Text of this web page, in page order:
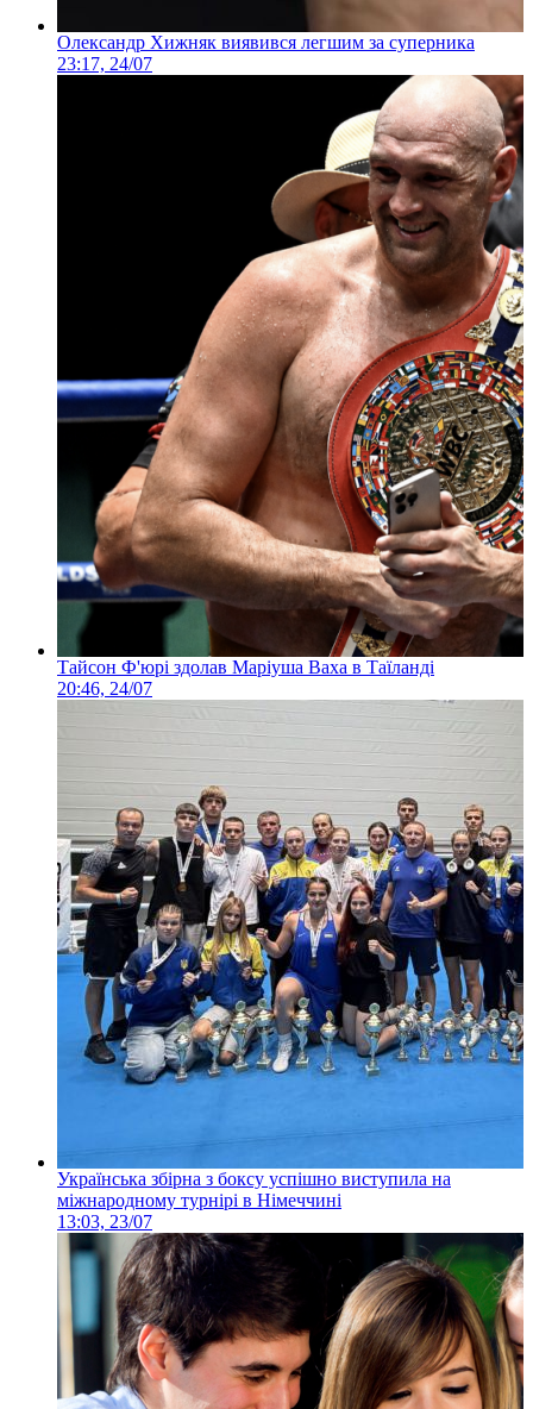
Олександр Хижняк виявився легшим за суперника
23:17, 24/07
Тайсон Ф'юрі здолав Маріуша Ваха в Таїланді
20:46, 24/07
Українська збірна з боксу успішно виступила на
міжнародному турнірі в Німеччині
13:03, 23/07